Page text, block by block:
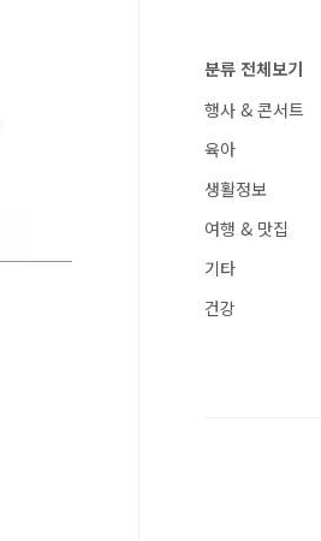
분류 전체보기
행사 & 콘서트
육아
생활정보
여행 & 맛집
기타
건강